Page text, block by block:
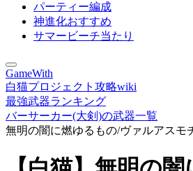
パーティー編成
神進化おすすめ
サマービーチ当たり
GameWith
白猫プロジェクト攻略wiki
最強武器ランキング
バーサーカー(大剣)の武器一覧
無明の闇に燃ゆるもの/ヴァルアスモ